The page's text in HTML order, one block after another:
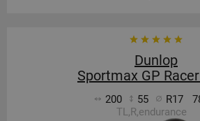
Dunlop
Sportmax GP
200 55 R17
TL,R,endurance